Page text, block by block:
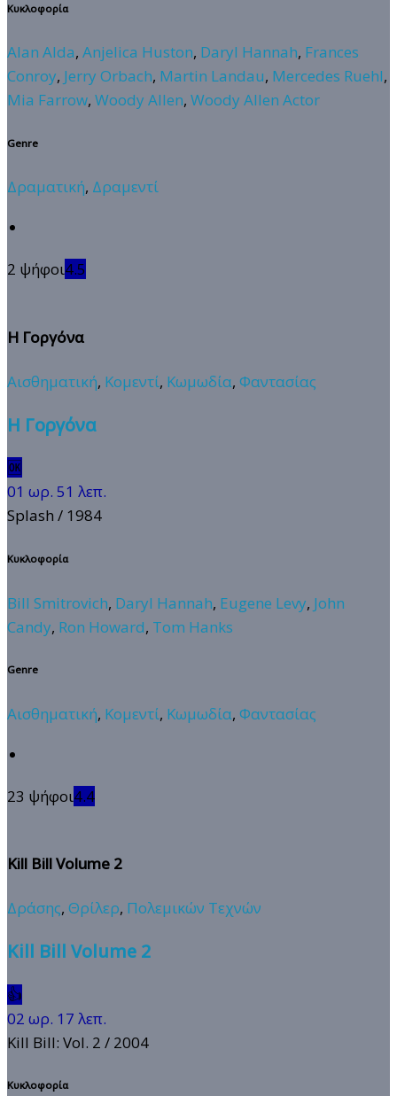
Κυκλοφορία
Alan Alda, Anjelica Huston, Daryl Hannah, Frances
Conroy, Jerry Orbach, Martin Landau, Mercedes Ruehl,
Mia Farrow, Woody Allen, Woody Allen Actor
Genre
Δραματική, Δραμεντί
2 ψήφοι4.5
Η Γοργόνα
Αισθηματική, Κομεντί, Κωμωδία, Φαντασίας
Η Γοργόνα
🆗
01 ωρ. 51 λεπ.
Splash / 1984
Κυκλοφορία
Bill Smitrovich, Daryl Hannah, Eugene Levy, John
Candy, Ron Howard, Tom Hanks
Genre
Αισθηματική, Κομεντί, Κωμωδία, Φαντασίας
23 ψήφοι4.4
Kill Bill Volume 2
Δράσης, Θρίλερ, Πολεμικών Τεχνών
Kill Bill Volume 2
👍
02 ωρ. 17 λεπ.
Kill Bill: Vol. 2 / 2004
Κυκλοφορία